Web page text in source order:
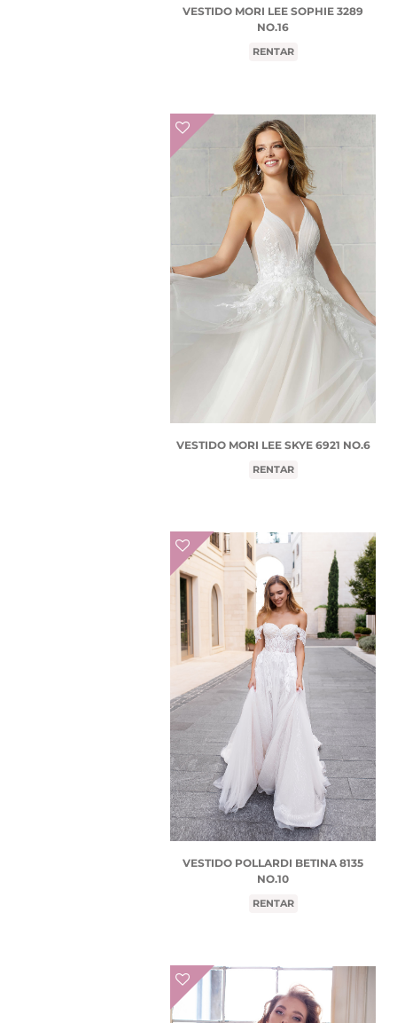
VESTIDO MORI LEE SOPHIE 3289
NO.16
RENTAR
VESTIDO MORI LEE SKYE 6921 NO.6
RENTAR
VESTIDO POLLARDI BETINA 8135
NO.10
RENTAR